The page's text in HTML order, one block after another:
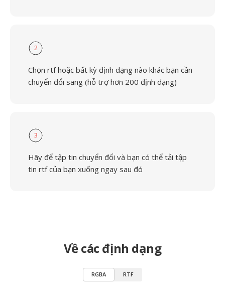
2
Chọn rtf hoặc bất kỳ định dạng nào khác bạn cần
chuyển đổi sang (hỗ trợ hơn 200 định dạng)
3
Hãy để tập tin chuyển đổi và bạn có thể tải tập
tin rtf của bạn xuống ngay sau đó
Về các định dạng
RGBA RTF